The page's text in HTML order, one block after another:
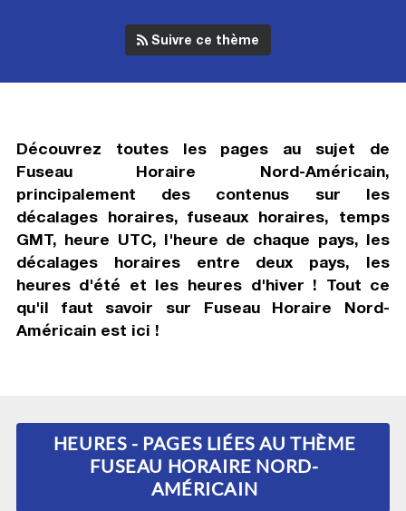
Suivre ce thème
Découvrez toutes les pages au sujet de
Fuseau Horaire Nord-Américain,
principalement des contenus sur les
décalages horaires, fuseaux horaires, temps
GMT, heure UTC, l'heure de chaque pays, les
décalages horaires entre deux pays, les
heures d'été et les heures d'hiver ! Tout ce
qu'il faut savoir sur Fuseau Horaire Nord-
Américainest ici !
HEURES - PAGES LIÉES AU THÈME
FUSEAU HORAIRE NORD-
AMÉRICAIN